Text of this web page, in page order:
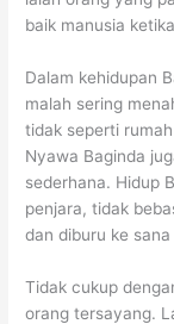
baik manusia
Dalam kehidupan
malah sering
tidak seperti
Nyawa Baginda
sederhana. Hidup
penjara, tidak
dan diburu ke
Tidak cukup
orang tersayang.